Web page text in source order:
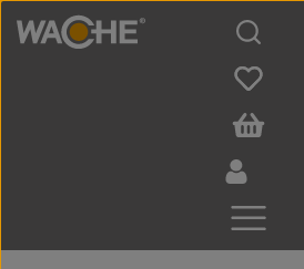
Zum Hauptinhalt springen